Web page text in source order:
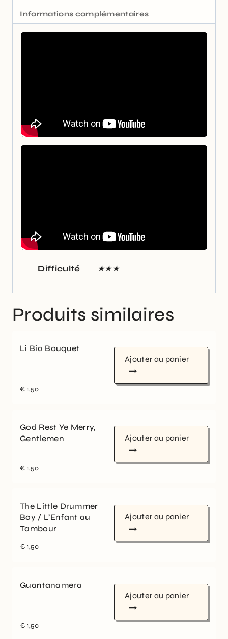
Informations complémentaires
Difficulté ★★★
Produits similaires
Li Bia Bouquet
€ 1,50
Ajouter au panier
God Rest Ye Merry,
Gentlemen
€ 1,50
Ajouter au panier
The Little Drummer
Boy / L’Enfant au
Tambour
€ 1,50
Ajouter au panier
Guantanamera
€ 1,50
Ajouter au panier